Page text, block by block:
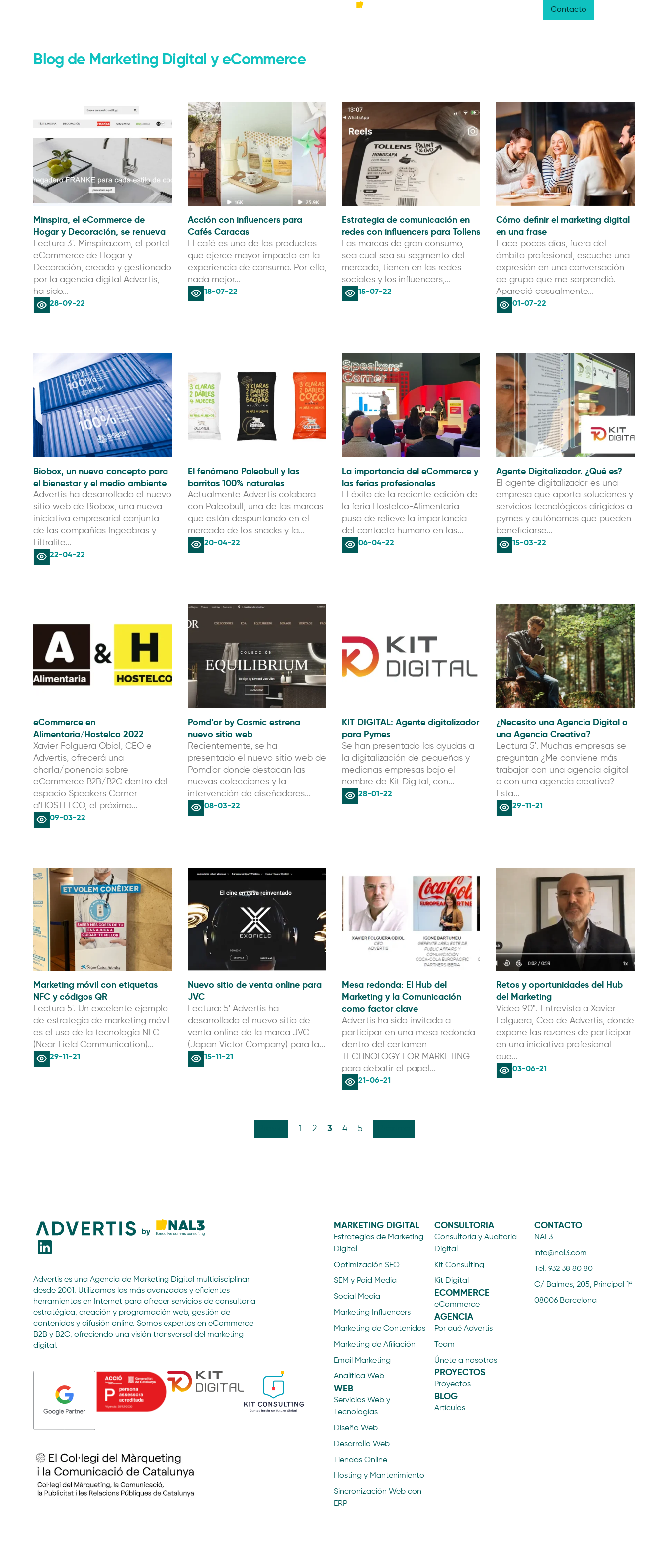
Contacto
Blog de Marketing Digital y eCommerce
Minspira, el eCommerce de
Hogar y Decoración, se renueva
Lectura 3'. Minspira.com, el portal
eCommerce de Hogar y
Decoración, creado y gestionado
por la agencia digital Advertis,
ha sido...
28-09-22
Acción con influencers para
Cafés Caracas
El café es uno de los productos
que ejerce mayor impacto en la
experiencia de consumo. Por ello,
nada mejor...
18-07-22
Estrategia de comunicación en
redes con influencers para Tollens
Las marcas de gran consumo,
sea cual sea su segmento del
mercado, tienen en las redes
sociales y los influencers,...
15-07-22
Cómo definir el marketing digital
en una frase
Hace pocos días, fuera del
ámbito profesional, escuche una
expresión en una conversación
de grupo que me sorprendió.
Apareció casualmente...
01-07-22
Biobox, un nuevo concepto para
el bienestar y el medio ambiente
Advertis ha desarrollado el nuevo
sitio web de Biobox, una nueva
iniciativa empresarial conjunta
de las compañías Ingeobras y
Filtralite...
22-04-22
El fenómeno Paleobull y las
barritas 100% naturales
Actualmente Advertis colabora
con Paleobull, una de las marcas
que están despuntando en el
mercado de los snacks y la...
20-04-22
La importancia del eCommerce y
las ferias profesionales
El éxito de la reciente edición de
la feria Hostelco-Alimentaria
puso de relieve la importancia
del contacto humano en las...
06-04-22
Agente Digitalizador. ¿Qué es?
El agente digitalizador es una
empresa que aporta soluciones y
servicios tecnológicos dirigidos a
pymes y autónomos que pueden
beneficiarse...
15-03-22
eCommerce en
Alimentaria/Hostelco 2022
Xavier Folguera Obiol, CEO e
Advertis, ofrecerá una
charla/ponencia sobre
eCommerce B2B/B2C dentro del
espacio Speakers Corner
d'HOSTELCO, el próximo...
09-03-22
Pomd’or by Cosmic estrena
nuevo sitio web
Recientemente, se ha
presentado el nuevo sitio web de
Pomd'or donde destacan las
nuevas colecciones y la
intervención de diseñadores...
08-03-22
KIT DIGITAL: Agente digitalizador
para Pymes
Se han presentado las ayudas a
la digitalización de pequeñas y
medianas empresas bajo el
nombre de Kit Digital, con...
28-01-22
¿Necesito una Agencia Digital o
una Agencia Creativa?
Lectura 5'. Muchas empresas se
preguntan ¿Me conviene más
trabajar con una agencia digital
o con una agencia creativa?
Esta...
29-11-21
Marketing móvil con etiquetas
NFC y códigos QR
Lectura 5'. Un excelente ejemplo
de estrategia de marketing móvil
es el uso de la tecnología NFC
(Near Field Communication)...
29-11-21
Nuevo sitio de venta online para
JVC
Lectura: 5' Advertis ha
desarrollado el nuevo sitio de
venta online de la marca JVC
(Japan Victor Company) para la...
15-11-21
Mesa redonda: El Hub del
Marketing y la Comunicación
como factor clave
Advertis ha sido invitada a
participar en una mesa redonda
dentro del certamen
TECHNOLOGY FOR MARKETING
para debatir el papel...
21-06-21
Retos y oportunidades del Hub
del Marketing
Video 90". Entrevista a Xavier
Folguera, Ceo de Advertis, donde
expone las razones de participar
en una iniciativa profesional
que...
03-06-21
1 2 3 4 5
Advertis es una Agencia de Marketing Digital multidisciplinar,
desde 2001. Utilizamos las más avanzadas y eficientes
herramientas en Internet para ofrecer servicios de consultoría
estratégica, creación y programación web, gestión de
contenidos y difusión online. Somos expertos en eCommerce
B2B y B2C, ofreciendo una visión transversal del marketing
digital.
MARKETING DIGITAL
Estrategias de Marketing
Digital
Optimización SEO
SEM y Paid Media
Social Media
Marketing Influencers
Marketing de Contenidos
Marketing de Afiliación
Email Marketing
Analítica Web
WEB
Servicios Web y
Tecnologías
Diseño Web
Desarrollo Web
Tiendas Online
Hosting y Mantenimiento
Sincronización Web con
ERP
CONSULTORIA
Consultoría y Auditoria
Digital
Kit Consulting
Kit Digital
ECOMMERCE
eCommerce
AGENCIA
Por qué Advertis
Team
Únete a nosotros
PROYECTOS
Proyectos
BLOG
Artículos
CONTACTO
NAL3
info@nal3.com
Tel. 932 38 80 80
C/ Balmes, 205, Principal 1ª
08006 Barcelona